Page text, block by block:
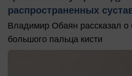
распространенных
Владимир Обаян рассказал о
большого пальца кисти